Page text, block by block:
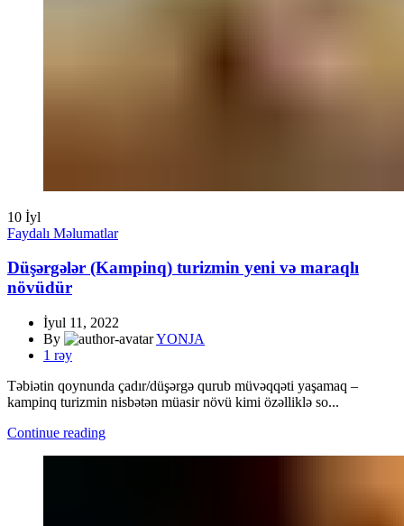
10 İyl
Faydalı Məlumatlar
Düşərgələr (Kampinq) turizmin yeni və maraqlı
növüdür
İyul 11, 2022
By
YONJA
1 rəy
Təbiətin qoynunda çadır/düşərgə qurub müvəqqəti yaşamaq –
kampinq turizmin nisbətən müasir növü kimi özəlliklə so...
Continue reading